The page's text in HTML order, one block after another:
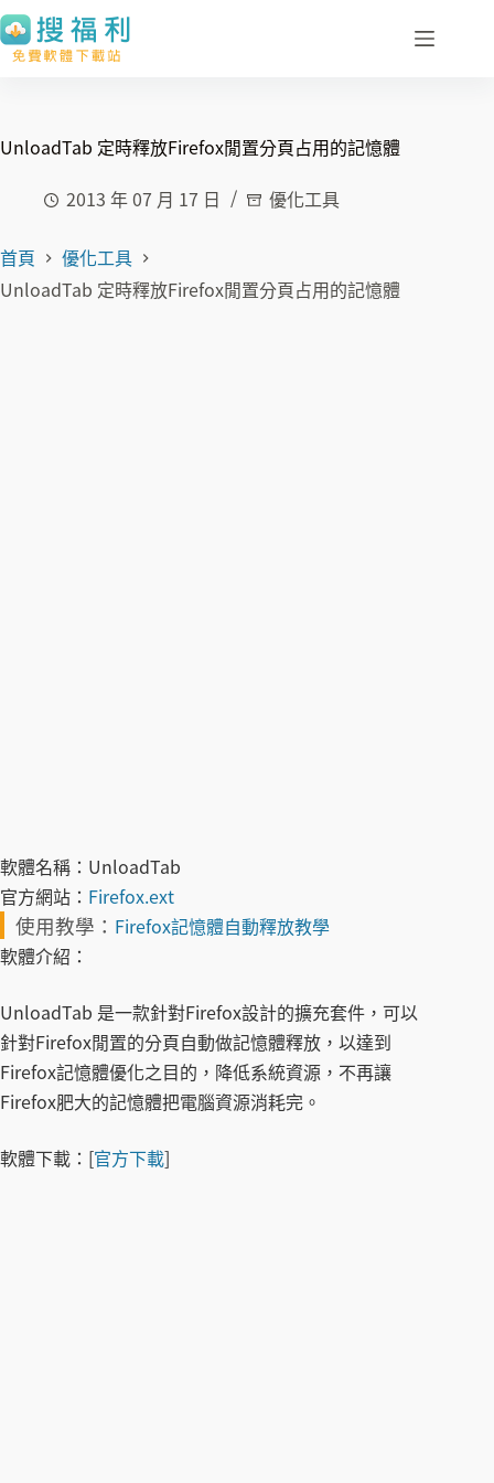
跳
至
容
UnloadTab 定時釋放Firefox閒置分頁占用的記憶體
2013 年 07 月 17 日
優化工具
首頁
優化工具
UnloadTab 定時釋放Firefox閒置分頁占用的記憶體
軟體名稱： UnloadTab
官方網站： Firefox.ext
使用教學： Firefox記憶體自動釋放教學
軟體介紹：
UnloadTab 是一款針對Firefox設計的擴充套件，可以
針對Firefox閒置的分頁自動做記憶體釋放，以達到
Firefox記憶體優化之目的，降低系統資源，不再讓
Firefox肥大的記憶體把電腦資源消耗完。
軟體下載： [官方下載]